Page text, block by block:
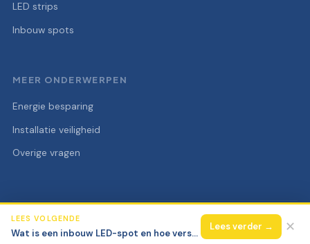
LED strips
Inbouw spots
MEER ONDERWERPEN
Energie besparing
Installatie veiligheid
Overige vragen
© 2026 Elektra Super Alle rechten voorbehouden.
LEES VOLGENDE
Wat is een inbouw LED-spot en hoe verschilt die van een opbouwspot
Lees verder → ✕